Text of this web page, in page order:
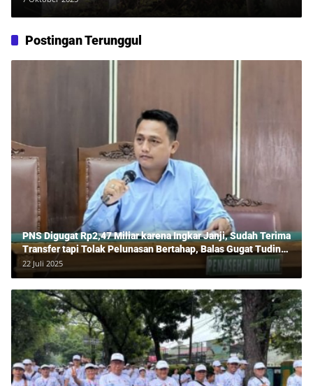
Postingan Terunggul
PNS Digugat Rp2,47 Miliar karena Ingkar Janji, Sudah Terima
Transfer tapi Tolak Pelunasan Bertahap, Balas Gugat Tuding
Lawan Tipu Rp850 Juta
22 Juli 2025